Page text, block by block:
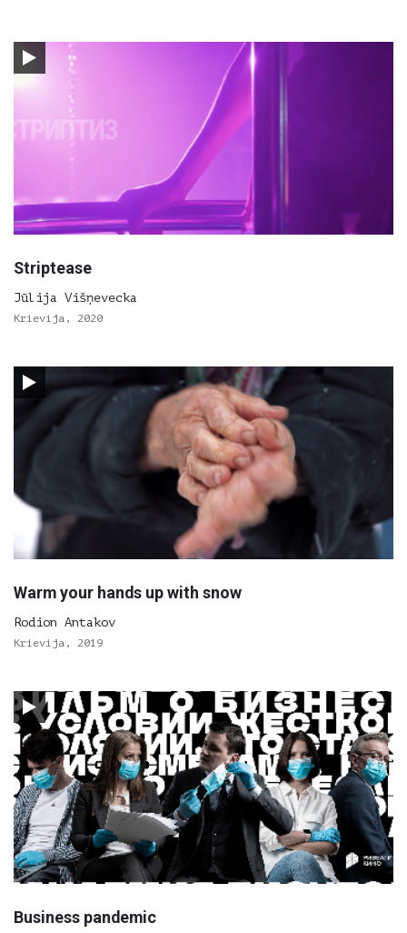
Striptease
Jūlija Višņevecka
Krievija, 2020
Warm your hands up with snow
Rodion Antakov
Krievija, 2019
Business pandemic